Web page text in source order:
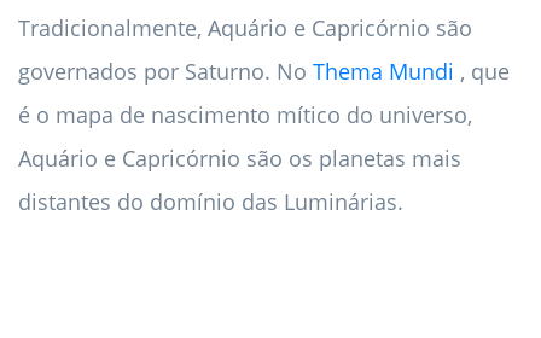
Tradicionalmente, Aquário e Capricórnio são
governados por Saturno. No Thema Mundi , que
é o mapa de nascimento mítico do universo,
Aquário e Capricórnio são os planetas mais
distantes do domínio das Luminárias.